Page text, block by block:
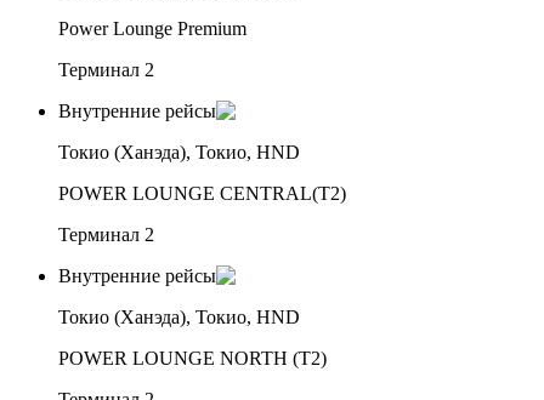
Power Lounge Premium
Терминал 2
Внутренние рейсы
Токио (Ханэда), Токио, HND
POWER LOUNGE CENTRAL(T2)
Терминал 2
Внутренние рейсы
Токио (Ханэда), Токио, HND
POWER LOUNGE NORTH (T2)